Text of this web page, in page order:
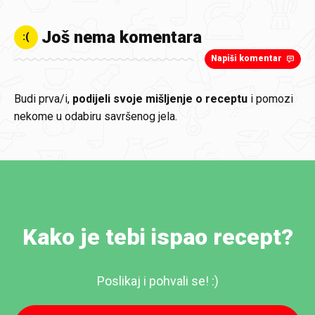
:( Još nema komentara
Napiši komentar
Budi prva/i, podijeli svoje mišljenje o receptu i pomozi
nekome u odabiru savršenog jela.
Kako je tebi ispao recept?
Poslikaj i pohvali se! :)